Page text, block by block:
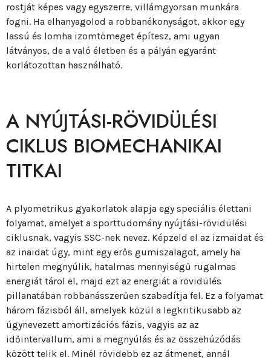
rostját képes vagy egyszerre, villámgyorsan munkára
fogni. Ha elhanyagolod a robbanékonyságot, akkor egy
lassú és lomha izomtömeget építesz, ami ugyan
látványos, de a való életben és a pályán egyaránt
korlátozottan használható.
A NYÚJTÁSI-RÖVIDÜLÉSI
CIKLUS BIOMECHANIKAI
TITKAI
A plyometrikus gyakorlatok alapja egy speciális élettani
folyamat, amelyet a sporttudomány nyújtási-rövidülési
ciklusnak, vagyis SSC-nek nevez. Képzeld el az izmaidat és
az inaidat úgy, mint egy erős gumiszalagot, amely ha
hirtelen megnyúlik, hatalmas mennyiségű rugalmas
energiát tárol el, majd ezt az energiát a rövidülés
pillanatában robbanásszerűen szabadítja fel. Ez a folyamat
három fázisból áll, amelyek közül a legkritikusabb az
úgynevezett amortizációs fázis, vagyis az az
időintervallum, ami a megnyúlás és az összehúzódás
között telik el. Minél rövidebb ez az átmenet, annál